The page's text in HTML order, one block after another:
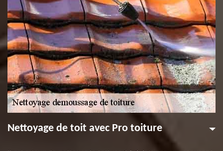
Nettoyage de toit avec Pro toiture